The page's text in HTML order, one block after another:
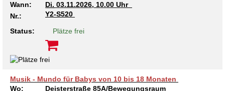
Kindertagesstätte Moorlilienweg /
Familienzentrum
Kindertagesstätte Petermannstraße /
Familienzentrum
Kindertagesstätte Kapellenbrink /
Familienzentrum
Kindertagesstätte Klaus-Müller-Kilian-Weg /
“Mäuseburg” / Familienzentrum
Wann:
Di. 03.11.2026, 10.00 Uhr
Nr.:
Y2-S520
Status: Plätze frei
Musik - Mundo für Babys von 10 bis 18 Monaten
Wo:
Deisterstraße 85A/Bewegungsraum